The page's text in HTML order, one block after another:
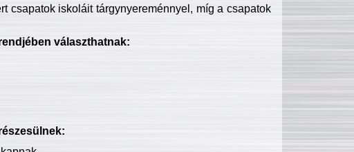
csapatok iskoláit tárgynyereménnyel, míg a csapatok
választhatnak: